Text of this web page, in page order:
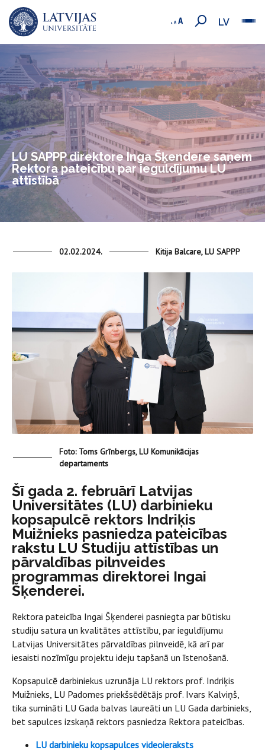
LV
LU SAPPP direktore Inga Šķendere saņem
Rektora pateicību par ieguldījumu LU
attīstībā
02.02.2024. Kitija Balcare, LU SAPPP
Foto: Toms Grīnbergs, LU Komunikācijas
departaments
Šī gada 2. februārī Latvijas
Universitātes (LU) darbinieku
kopsapulcē rektors Indriķis
Muižnieks pasniedza pateicības
rakstu LU Studiju attīstības un
pārvaldības pilnveides
programmas direktorei Ingai
Šķenderei.
Rektora pateicība Ingai Šķenderei pasniegta par būtisku
studiju satura un kvalitātes attīstību, par ieguldījumu
Latvijas Universitātes pārvaldības pilnveidē, kā arī par
iesaisti nozīmīgu projektu ideju tapšanā un īstenošanā.
Kopsapulcē darbiniekus uzrunāja LU rektors prof. Indriķis
Muižnieks, LU Padomes priekšsēdētājs prof. Ivars Kalviņš,
tika sumināti LU Gada balvas laureāti un LU Gada darbinieks,
bet sapulces izskaņā rektors pasniedza Rektora pateicības.
LU darbinieku kopsapulces videoieraksts